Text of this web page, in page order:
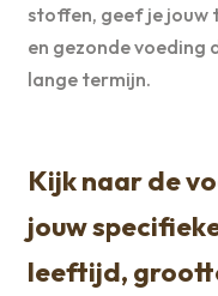
stoffen, geef je jouw
en gezonde voeding
lange termijn.
Kijk naar de
jouw
leeftijd,